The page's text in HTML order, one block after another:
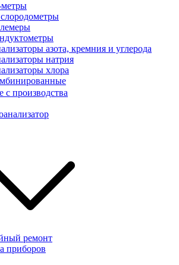
азота, кремния и углерода
натрия
хлора
с производства
ремонт
приборов